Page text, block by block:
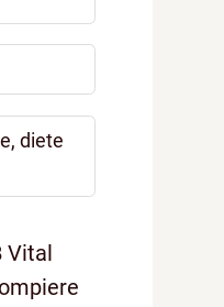
diete
Vital